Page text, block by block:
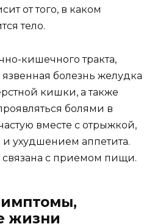
от того, в каком
тело.
кишечного тракта,
болезнь желудка
кишки, а также
болями в
вместе с отрыжкой,
ухудшением аппетита.
связана с приемом пищи.
жизни